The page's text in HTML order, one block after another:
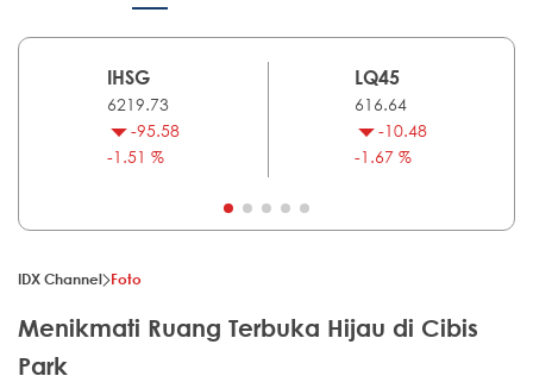
IHSG
6219.73
-95.58
-1.51 %
LQ45
616.64
-10.48
-1.67 %
IDX Channel Foto
Menikmati Ruang Terbuka Hijau di Cibis
Park